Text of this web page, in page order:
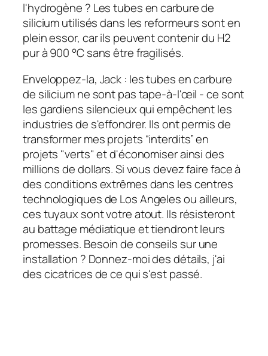
l'hydrogène ? Les tubes en carbure de
silicium utilisés dans les reformeurs sont en
plein essor, car ils peuvent contenir du H2
pur à 900 °C sans être fragilisés.
Enveloppez-la, Jack : les tubes en carbure
de silicium ne sont pas tape-à-l'œil - ce sont
les gardiens silencieux qui empêchent les
industries de s'effondrer. Ils ont permis de
transformer mes projets “interdits” en
projets "verts" et d'économiser ainsi des
millions de dollars. Si vous devez faire face à
des conditions extrêmes dans les centres
technologiques de Los Angeles ou ailleurs,
ces tuyaux sont votre atout. Ils résisteront
au battage médiatique et tiendront leurs
promesses. Besoin de conseils sur une
installation ? Donnez-moi des détails, j'ai
des cicatrices de ce qui s'est passé.
Hebrew
Hindi
Hungarian